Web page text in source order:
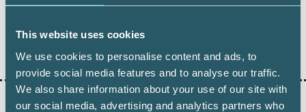
This website uses cookies
We use cookies to personalise content and ads, to
provide social media features and to analyse our traffic.
We also share information about your use of our site with
our social media, advertising and analytics partners who